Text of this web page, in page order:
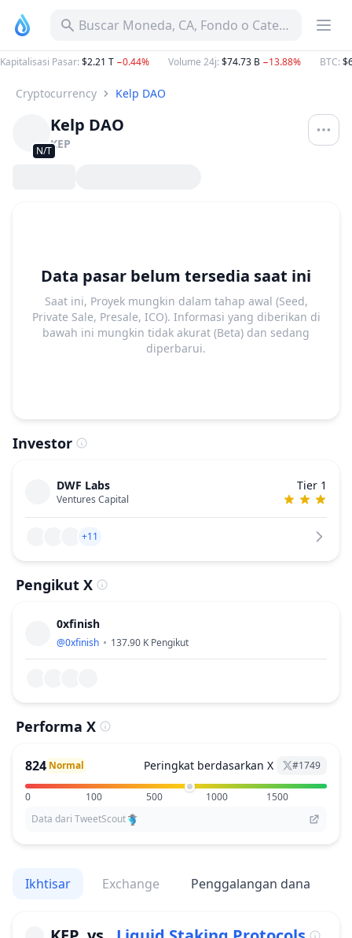
Buscar Moneda, CA, Fondo o Categoría
Kapitalisasi Pasar: $2.21 T −0.44% Volume 24j: $74.73 B −13.88% BTC:
Cryptocurrency Kelp DAO
N/T
Kelp DAO
KEP
Data pasar belum tersedia saat ini
Saat ini, Proyek mungkin dalam tahap awal (Seed,
Private Sale, Presale, ICO). Informasi yang diberikan di
bawah ini mungkin tidak akurat (Beta) dan sedang
diperbarui.
Investor
DWF Labs
Ventures Capital
Tier 1
+11
Pengikut X
0xfinish
@0xfinish 137.90 K Pengikut
Performa X
824 Normal Peringkat berdasarkan X #1749
0 100 500 1000
1500
Data dari TweetScout
Ikhtisar Exchange Penggalangan dana